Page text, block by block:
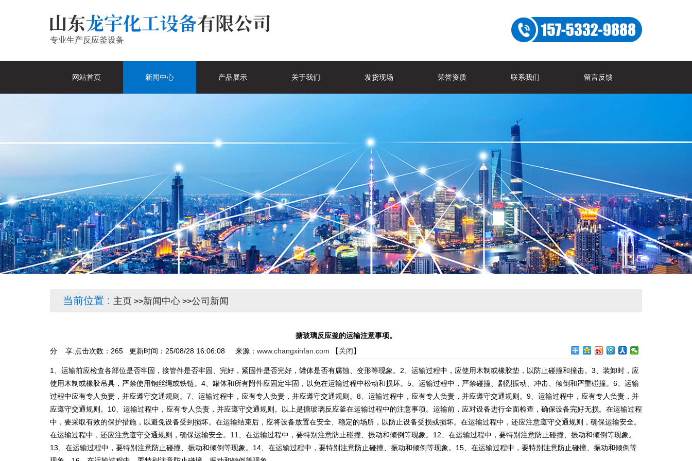
专业生产反应釜设备
网站首页 新闻中心 产品展示 关于我们 发货现场 荣誉资质 联系我们 留言反馈
当前位置 : 主页 >>新闻中心 >>公司新闻
搪玻璃反应釜的运输注意事项。
点击次数： 265 更新时间：25/08/28 16:06:08 来源： www.changxinfan.com 【关闭】
分 享:
1、运输前应检查各部位是否牢固，接管件是否牢固、完好，紧固件是否完好，罐体是否有腐蚀、变形等现象。2、运输过程中，应使用木制或橡胶垫，以防止碰撞和撞击。3、装卸时，应
使用木制或橡胶吊具，严禁使用钢丝绳或铁链。4、罐体和所有附件应固定牢固，以免在运输过程中松动和损坏。5、运输过程中，严禁碰撞、剧烈振动、冲击、倾倒和严重碰撞。6、运输
过程中应有专人负责，并应遵守交通规则。7、运输过程中，应有专人负责，并应遵守交通规则。8、运输过程中，应有专人负责，并应遵守交通规则。9、运输过程中，应有专人负责，并
应遵守交通规则。10、运输过程中，应有专人负责，并应遵守交通规则。以上是搪玻璃反应釜在运输过程中的注意事项。运输前，应对设备进行全面检查，确保设备完好无损。在运输过程
中，要采取有效的保护措施，以避免设备受到损坏。在运输结束后，应将设备放置在安全、稳定的场所，以防止设备受损或损坏。在运输过程中，还应注意遵守交通规则，确保运输安全。
在运输过程中，还应注意遵守交通规则，确保运输安全。11、在运输过程中，要特别注意防止碰撞、振动和倾倒等现象。12、在运输过程中，要特别注意防止碰撞、振动和倾倒等现象。
13、在运输过程中，要特别注意防止碰撞、振动和倾倒等现象。14、在运输过程中，要特别注意防止碰撞、振动和倾倒等现象。15、在运输过程中，要特别注意防止碰撞、振动和倾倒等